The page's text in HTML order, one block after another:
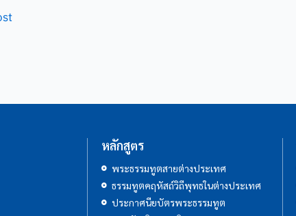
หลักสูตร
พระธรรมทูตสายต่างประเทศ
ธรรมทูตคฤหัสถ์วิถีพุทธในต่างประเทศ
ประกาศนียบัตรพระธรรมทูต